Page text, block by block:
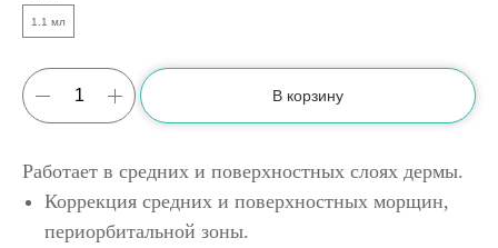
1.1 мл
В корзину
Работает в средних и поверхностных слоях дермы.
Коррекция средних и поверхностных морщин,
периорбитальной зоны.